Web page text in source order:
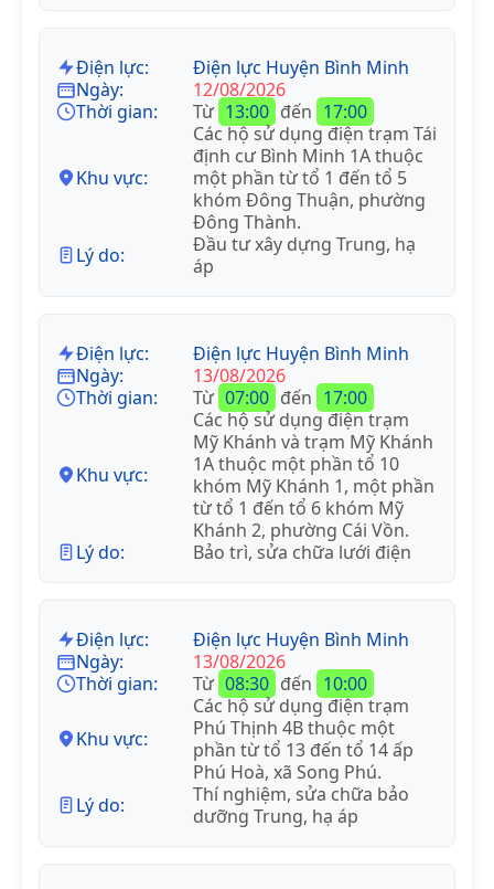
Điện lực:
Điện lực Huyện Bình Minh
Ngày:
12/08/2026
Thời gian:
Từ 13:00 đến 17:00
Khu vực:
Các hộ sử dụng điện trạm Tái
định cư Bình Minh 1A thuộc
một phần từ tổ 1 đến tổ 5
khóm Đông Thuận, phường
Đông Thành.
Lý do:
Đầu tư xây dựng Trung, hạ
áp
Điện lực:
Điện lực Huyện Bình Minh
Ngày:
13/08/2026
Thời gian:
Từ 07:00 đến 17:00
Khu vực:
Các hộ sử dụng điện trạm
Mỹ Khánh và trạm Mỹ Khánh
1A thuộc một phần tổ 10
khóm Mỹ Khánh 1, một phần
từ tổ 1 đến tổ 6 khóm Mỹ
Khánh 2, phường Cái Vồn.
Lý do:
Bảo trì, sửa chữa lưới điện
Điện lực:
Điện lực Huyện Bình Minh
Ngày:
13/08/2026
Thời gian:
Từ 08:30 đến 10:00
Khu vực:
Các hộ sử dụng điện trạm
Phú Thịnh 4B thuộc một
phần từ tổ 13 đến tổ 14 ấp
Phú Hoà, xã Song Phú.
Lý do:
Thí nghiệm, sửa chữa bảo
dưỡng Trung, hạ áp